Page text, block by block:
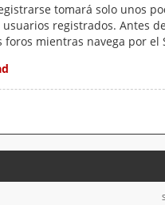
tomará solo unos
registrados. Antes
foros mientras navega por el